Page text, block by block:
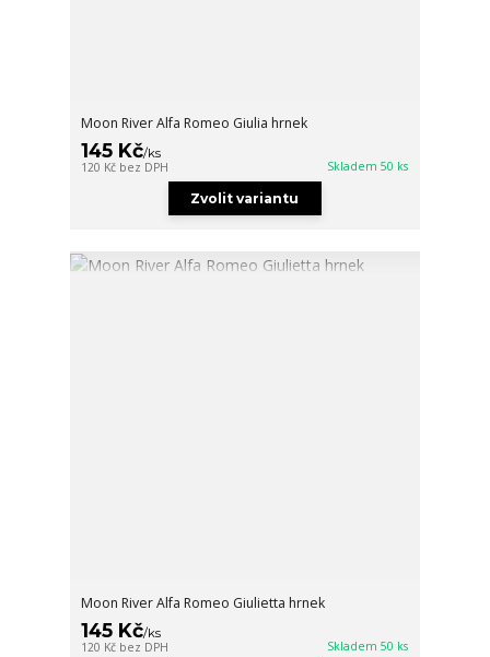
Moon River Alfa Romeo Giulia hrnek
145 Kč/ks
120 Kč bez DPH Skladem 50 ks
Zvolit variantu
Moon River Alfa Romeo Giulietta hrnek
145 Kč/ks
120 Kč bez DPH Skladem 50 ks